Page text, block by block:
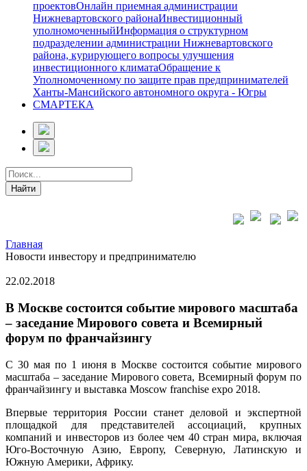
проектовОнлайн приемная администрации
Нижневартовского районаИнвестиционный
уполномоченныйИнформация о структурном
подразделении администрации Нижневартовского
района, курирующего вопросы улучшения
инвестиционного климатаОбращение к
Уполномоченному по защите прав предпринимателей
Ханты-Мансийского автономного округа - Югры
СМАРТЕКА
Главная
Новости инвестору и предпринимателю
22.02.2018
В Москве состоится событие мирового масштаба
– заседание Мирового совета и Всемирный
форум по франчайзингу
С 30 мая по 1 июня в Москве состоится событие мирового
масштаба – заседание Мирового совета, Всемирный форум по
франчайзингу и выставка Moscow franchise expo 2018.
Впервые территория России станет деловой и экспертной
площадкой для представителей ассоциаций, крупных
компаний и инвесторов из более чем 40 стран мира, включая
Юго-Восточную Азию, Европу, Северную, Латинскую и
Южную Америки, Африку.